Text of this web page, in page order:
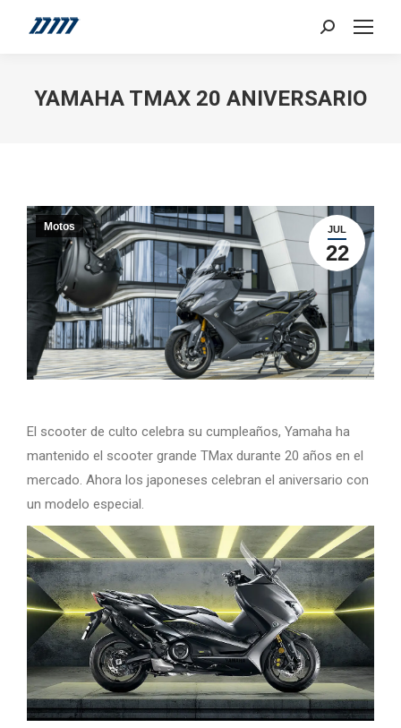
Search:
YAMAHA TMAX 20 ANIVERSARIO
JUL
22
Motos
El scooter de culto celebra su cumpleaños, Yamaha ha
mantenido el scooter grande TMax durante 20 años en el
mercado. Ahora los japoneses celebran el aniversario con
un modelo especial.